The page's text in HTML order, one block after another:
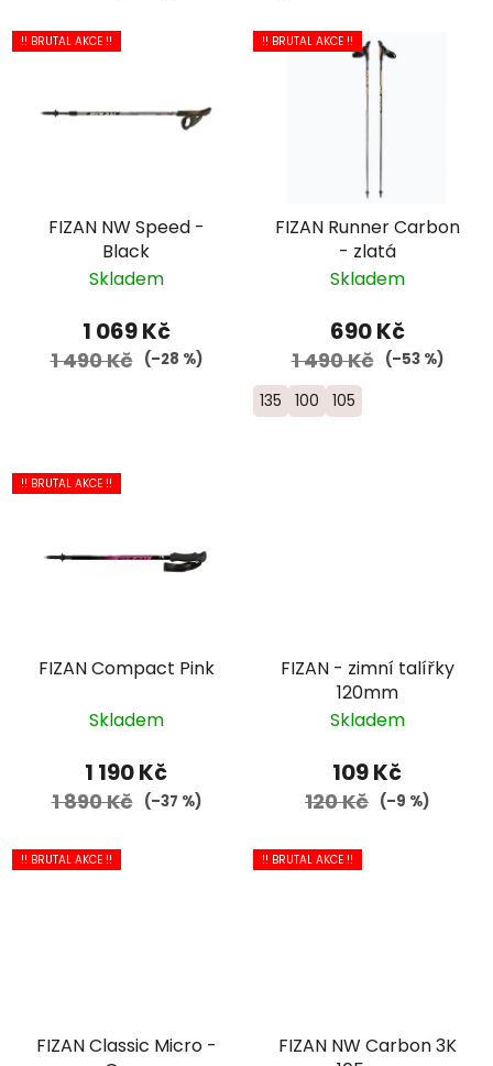
!! BRUTAL AKCE !!
FIZAN NW Speed -
Black
Skladem
1 069 Kč
1 490 Kč (–28 %)
!! BRUTAL AKCE !!
FIZAN Runner Carbon
- zlatá
Skladem
690 Kč
1 490 Kč (–53 %)
135 100 105
!! BRUTAL AKCE !!
FIZAN Compact Pink
Skladem
1 190 Kč
1 890 Kč (–37 %)
FIZAN - zimní talířky
120mm
Skladem
109 Kč
120 Kč (–9 %)
!! BRUTAL AKCE !!
FIZAN Classic Micro -
!! BRUTAL AKCE !!
FIZAN NW Carbon 3K